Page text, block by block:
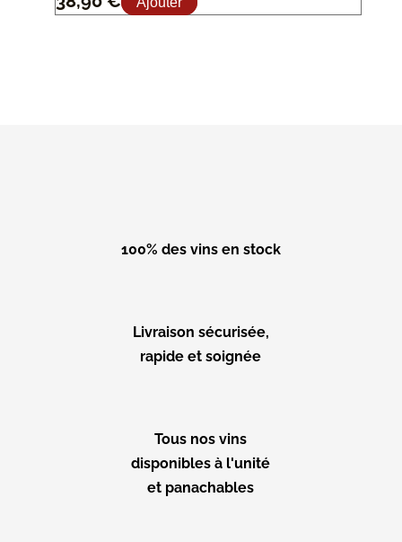
100% des vins en stock
Livraison sécurisée,
rapide et soignée
Tous nos vins
disponibles à l'unité
et panachables